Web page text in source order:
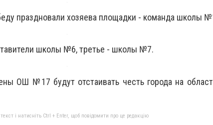
праздновали хозяева площадки - команда школы
школы №6, третье - школы №7.
ОШ №17 будут отстаивать честь города на
і натисніть Ctrl + Enter, щоб повідомити про це редакцію